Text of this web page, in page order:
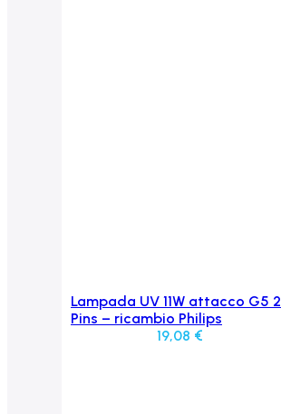
Aggiungi al carrello
Lampada UV 11W attacco G5 2
Pins – ricambio Philips
19,08 €